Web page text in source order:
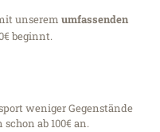
unserem umfassenden
beginnt.
weniger Gegenstände
ab 100€ an.